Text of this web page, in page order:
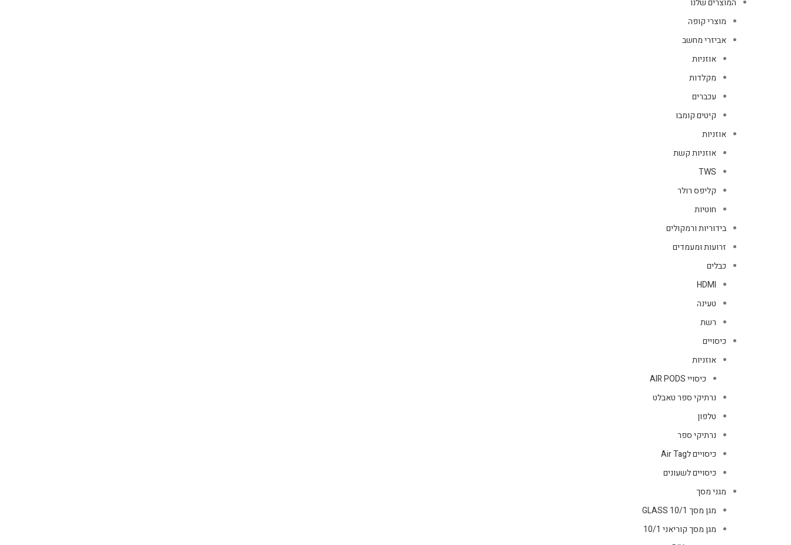
המוצרים שלנו
מוצרי קופה
אביזרי מחשב
אוזניות
מקלדות
עכברים
קיטים קומבו
אוזניות
אוזניות קשת
TWS
קליפס רולר
חוטיות
בידוריות ורמקולים
זרועות ומעמדים
כבלים
HDMI
טעינה
רשת
כיסויים
אוזניות
כיסויי AIR PODS
נרתיקי ספר טאבלט
טלפון
נרתיקי ספר
כיסויים לAir Tag
כיסויים לשעונים
מגני מסך
מגן מסך GLASS 10/1
מגן מסך קוריאני 10/1